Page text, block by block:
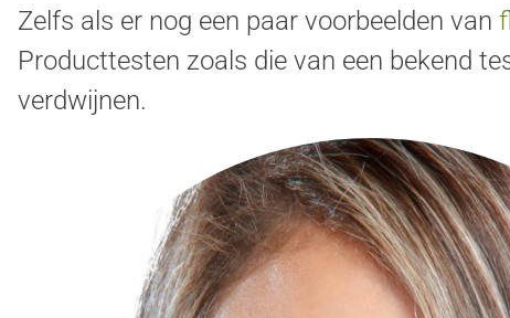
Zelfs als er nog een paar voorbeelden van
Producttesten zoals die van een bekend
verdwijnen.